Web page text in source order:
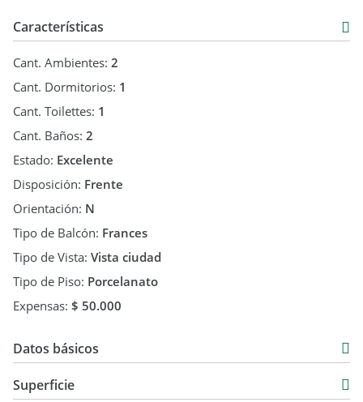
Características
Cant. Ambientes: 2
Cant. Dormitorios: 1
Cant. Toilettes: 1
Cant. Baños: 2
Estado: Excelente
Disposición: Frente
Orientación: N
Tipo de Balcón: Frances
Tipo de Vista: Vista ciudad
Tipo de Piso: Porcelanato
Expensas: $ 50.000
Datos básicos
Venta
Superficie